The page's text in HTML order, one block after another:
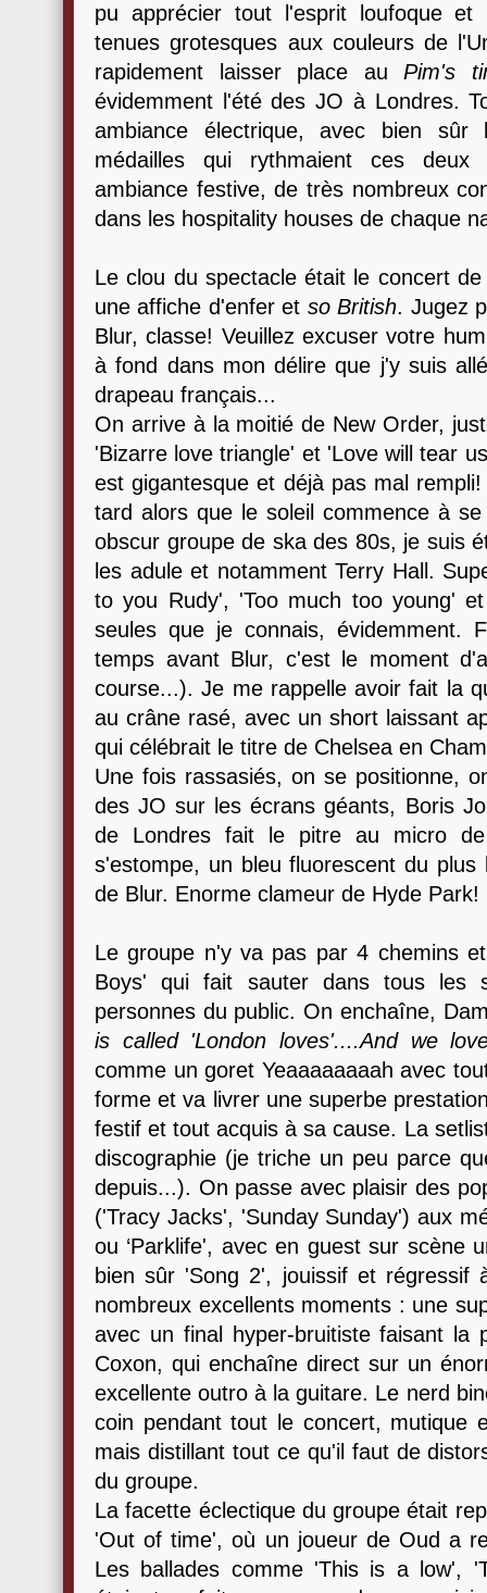
pu apprécier tout l'esprit loufoque
tenues grotesques aux couleurs de
rapidement laisser place au Pim's
évidemment l'été des JO à Londres.
ambiance électrique, avec bien
médailles qui rythmaient ces deux
ambiance festive, de très nombreux
dans les hospitality houses de chaque
Le clou du spectacle était le concert
une affiche d'enfer et so British. Jugez
Blur, classe! Veuillez excuser votre
à fond dans mon délire que j'y suis
drapeau français...
On arrive à la moitié de New Order,
'Bizarre love triangle' et 'Love will tear
est gigantesque et déjà pas mal
tard alors que le soleil commence à
obscur groupe de ska des 80s, je suis
les adule et notamment Terry Hall.
to you Rudy', 'Too much too young'
seules que je connais,
temps avant Blur, c'est le moment
course...). Je me rappelle avoir fait la
au crâne rasé, avec un short laissant
qui célébrait le titre de Chelsea en
Une fois rassasiés, on se positionne,
des JO sur les écrans géants, Boris
de Londres fait le pitre au micro
s'estompe, un bleu fluorescent du
de Blur. Enorme clameur de Hyde Park!
Le groupe n'y va pas par 4 chemins
Boys' qui fait sauter dans tous les
personnes du public. On enchaîne,
is called 'London loves'....And we
comme un goret Yeaaaaaaaah avec
forme et va livrer une superbe
festif et tout acquis à sa cause. La
discographie (je triche un peu parce
depuis...). On passe avec plaisir des
('Tracy Jacks', 'Sunday Sunday') aux
ou ‘Parklife', avec en guest sur scène
bien sûr 'Song 2', jouissif et régressif
nombreux excellents moments : une
avec un final hyper-bruitiste faisant la
Coxon, qui enchaîne direct sur un
excellente outro à la guitare. Le nerd
coin pendant tout le concert, mutique
mais distillant tout ce qu'il faut de
du groupe.
La facette éclectique du groupe était
'Out of time', où un joueur de Oud a
Les ballades comme 'This is a low',